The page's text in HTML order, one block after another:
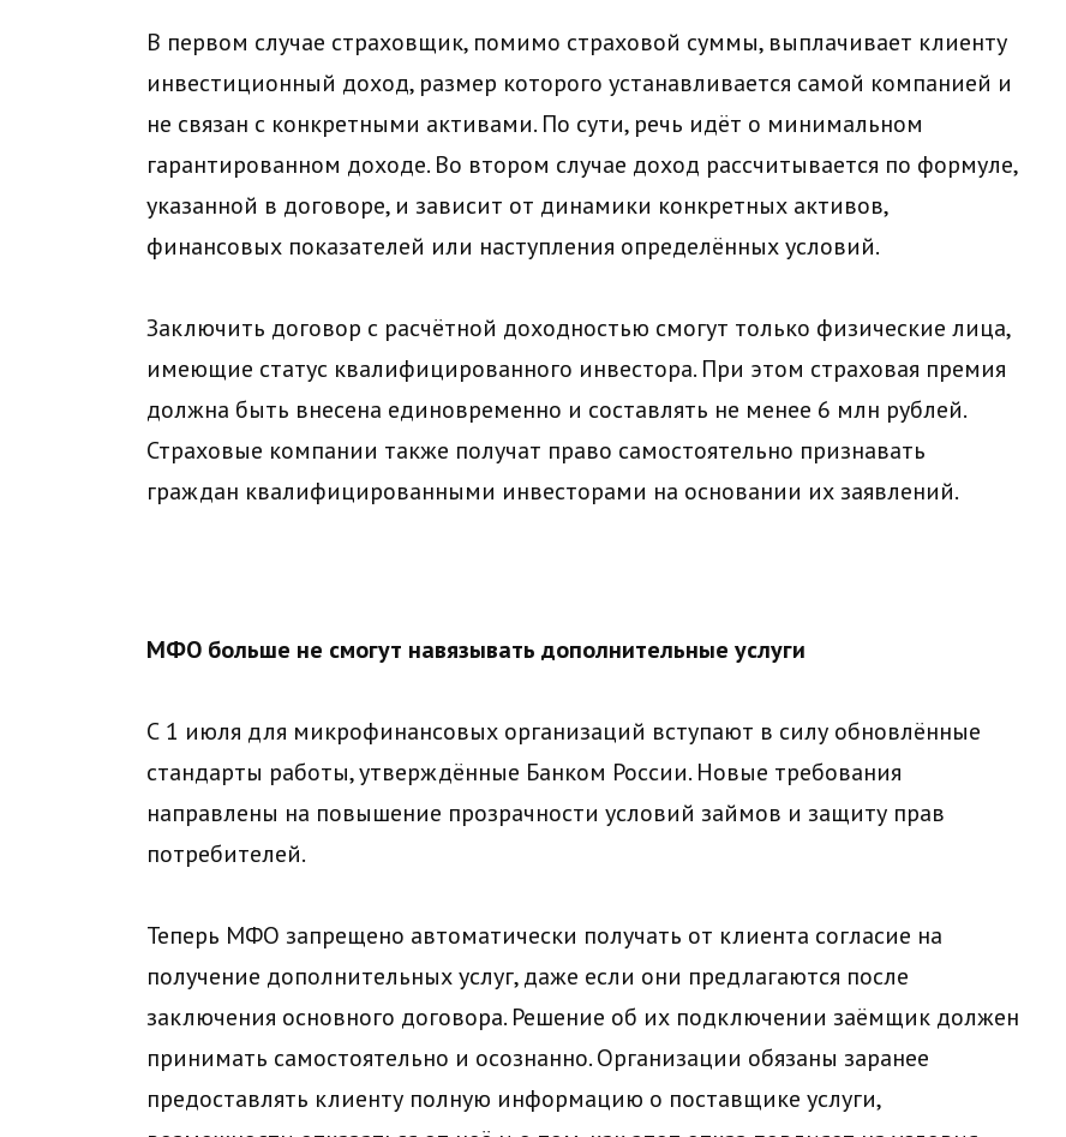
В первом случае страховщик, помимо страховой суммы, выплачивает клиенту
инвестиционный доход, размер которого устанавливается самой компанией и
не связан с конкретными активами. По сути, речь идёт о минимальном
гарантированном доходе. Во втором случае доход рассчитывается по формуле,
указанной в договоре, и зависит от динамики конкретных активов,
финансовых показателей или наступления определённых условий.
Заключить договор с расчётной доходностью смогут только физические лица,
имеющие статус квалифицированного инвестора. При этом страховая премия
должна быть внесена единовременно и составлять не менее 6 млн рублей.
Страховые компании также получат право самостоятельно признавать
граждан квалифицированными инвесторами на основании их заявлений.
МФО больше не смогут навязывать дополнительные услуги
С 1 июля для микрофинансовых организаций вступают в силу обновлённые
стандарты работы, утверждённые Банком России. Новые требования
направлены на повышение прозрачности условий займов и защиту прав
потребителей.
Теперь МФО запрещено автоматически получать от клиента согласие на
получение дополнительных услуг, даже если они предлагаются после
заключения основного договора. Решение об их подключении заёмщик должен
принимать самостоятельно и осознанно. Организации обязаны заранее
предоставлять клиенту полную информацию о поставщике услуги,